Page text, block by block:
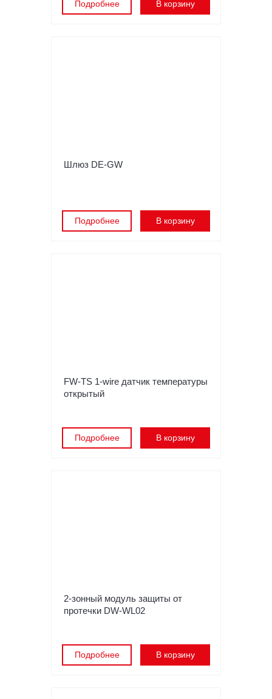
Подробнее В корзину
Шлюз DE-GW
Подробнее В корзину
FW-TS 1-wire датчик температуры
открытый
Подробнее В корзину
2-зонный модуль защиты от
протечки DW-WL02
Подробнее В корзину